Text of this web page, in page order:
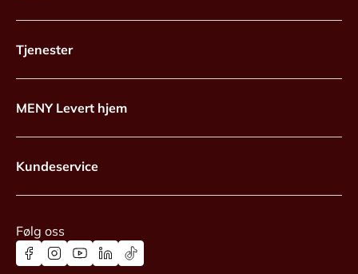
Tjenester
MENY Levert hjem
Kundeservice
Følg oss